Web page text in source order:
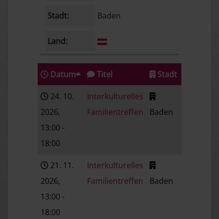
Stadt: Baden
Land:
Datum Titel Stadt
24. 10.
2026,
13:00 -
18:00
Interkulturelles
Familientreffen
Baden
21. 11.
2026,
13:00 -
18:00
Interkulturelles
Familientreffen
Baden